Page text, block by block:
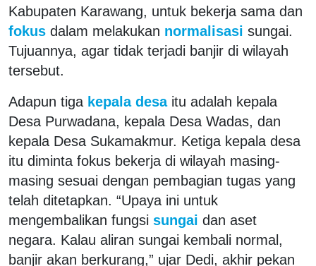
Kabupaten Karawang, untuk bekerja sama dan
fokus dalam melakukan normalisasi sungai.
Tujuannya, agar tidak terjadi banjir di wilayah
tersebut.
Adapun tiga kepala desa itu adalah kepala
Desa Purwadana, kepala Desa Wadas, dan
kepala Desa Sukamakmur. Ketiga kepala desa
itu diminta fokus bekerja di wilayah masing-
masing sesuai dengan pembagian tugas yang
telah ditetapkan. “Upaya ini untuk
mengembalikan fungsi sungai dan aset
negara. Kalau aliran sungai kembali normal,
banjir akan berkurang,” ujar Dedi, akhir pekan